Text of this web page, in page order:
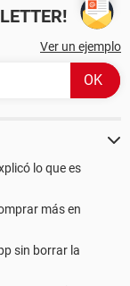
Ver un ejemplo
lo que es
más en
sin borrar la